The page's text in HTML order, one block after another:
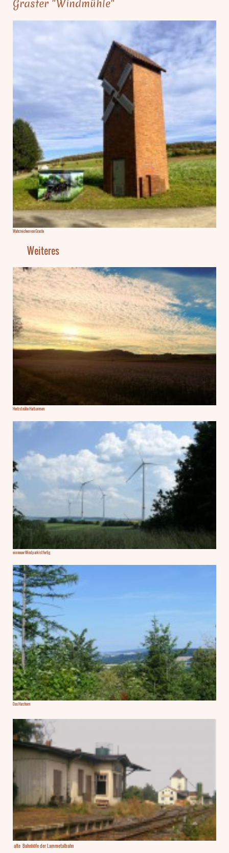
Graster "Windmühle"
Wahrzeichen von Graste
Weiteres
Herbst nähe Harbarnsen
ein neuer Windpark ist fertig
Das Harzhorn
alte Bahnhöfe der Lammetalbahn